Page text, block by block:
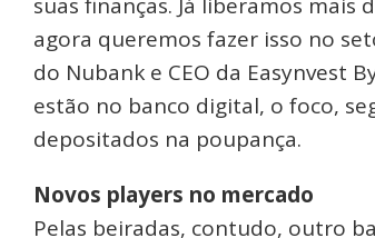
agora queremos fazer isso no
do Nubank e CEO da Easynvest
estão no banco digital, o foco,
depositados na poupança.
Novos players no mercado
Pelas beiradas, contudo, outro